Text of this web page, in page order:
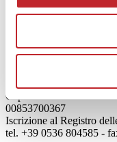
Mog 231/01
Credits
Capitale Sociale:
00853700367
Iscrizione al Registro
tel. +39 0536 804585 -